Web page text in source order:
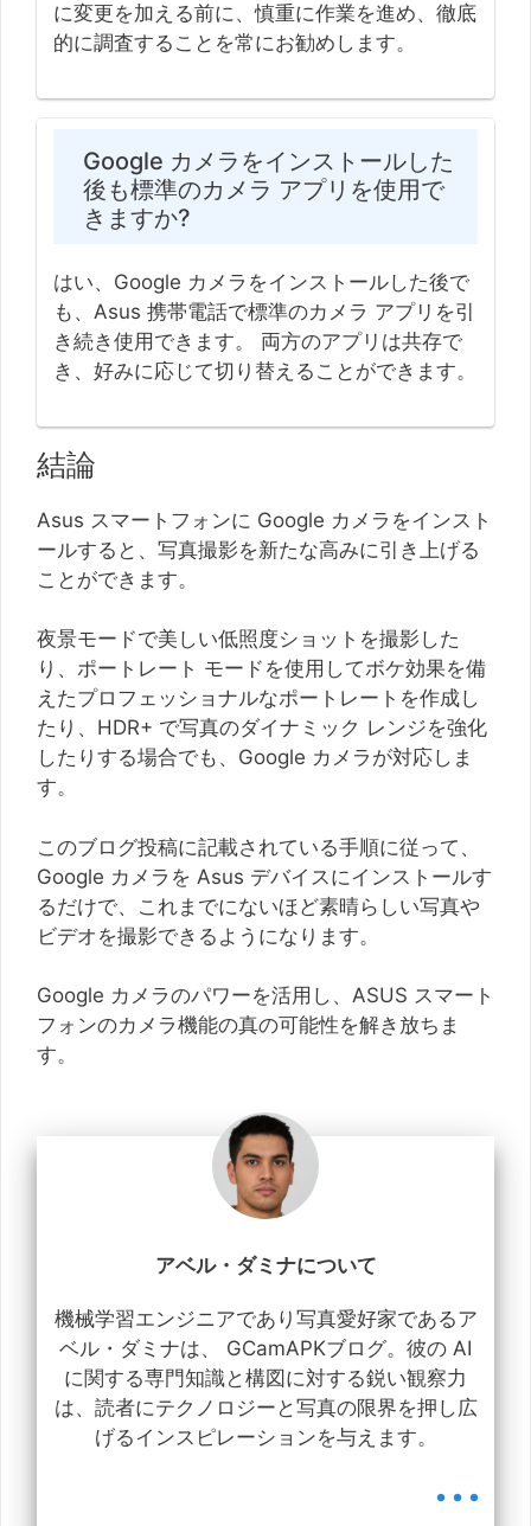
に変更を加える前に、慎重に作業を進め、徹底
的に調査することを常にお勧めします。
Google カメラをインストールした
後も標準のカメラ アプリを使用で
きますか?
はい、Google カメラをインストールした後で
も、Asus 携帯電話で標準のカメラ アプリを引
き続き使用できます。 両方のアプリは共存で
き、好みに応じて切り替えることができます。
結論
Asus スマートフォンに Google カメラをインスト
ールすると、写真撮影を新たな高みに引き上げる
ことができます。
夜景モードで美しい低照度ショットを撮影した
り、ポートレート モードを使用してボケ効果を備
えたプロフェッショナルなポートレートを作成し
たり、HDR+ で写真のダイナミック レンジを強化
したりする場合でも、Google カメラが対応しま
す。
このブログ投稿に記載されている手順に従って、
Google カメラを Asus デバイスにインストールす
るだけで、これまでにないほど素晴らしい写真や
ビデオを撮影できるようになります。
Google カメラのパワーを活用し、ASUS スマート
フォンのカメラ機能の真の可能性を解き放ちま
す。
アベル・ダミナについて
機械学習エンジニアであり写真愛好家であるア
ベル・ダミナは、 GCamAPKブログ。彼の AI
に関する専門知識と構図に対する鋭い観察力
は、読者にテクノロジーと写真の限界を押し広
げるインスピレーションを与えます。
...